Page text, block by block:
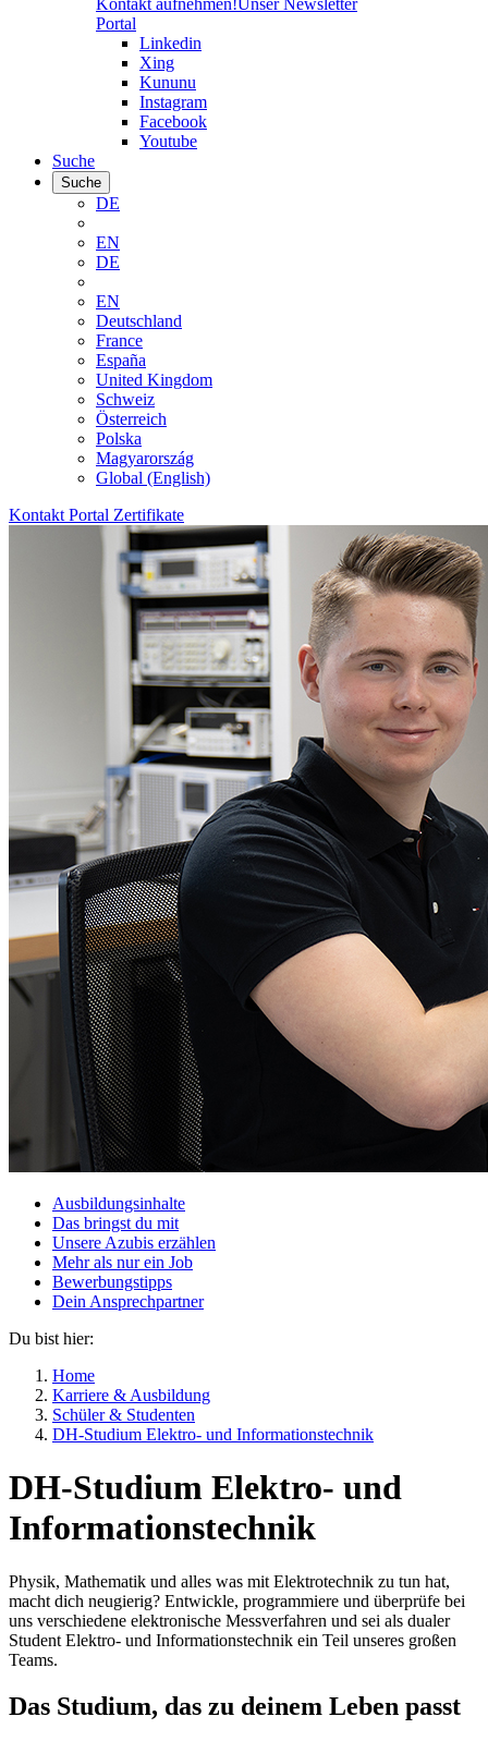
Kontakt aufnehmen!Unser Newsletter
Portal
Linkedin
Xing
Kununu
Instagram
Facebook
Youtube
Suche
Suche
DE
EN
DE
EN
Deutschland
France
España
United Kingdom
Schweiz
Österreich
Polska
Magyarország
Global (English)
Kontakt Portal Zertifikate
Ausbildungsinhalte
Das bringst du mit
Unsere Azubis erzählen
Mehr als nur ein Job
Bewerbungstipps
Dein Ansprechpartner
Du bist hier:
Home
Karriere & Ausbildung
Schüler & Studenten
DH-Studium Elektro- und Informationstechnik
DH-Studium Elektro- und
Informationstechnik
Physik, Mathematik und alles was mit Elektrotechnik zu tun hat,
macht dich neugierig? Entwickle, programmiere und überprüfe bei
uns verschiedene elektronische Messverfahren und sei als dualer
Student Elektro- und Informationstechnik ein Teil unseres großen
Teams.
Das Studium, das zu deinem Leben passt